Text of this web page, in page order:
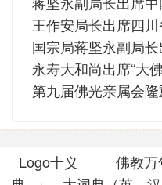
国宗局蒋坚永副局
Logo十义 | 佛教